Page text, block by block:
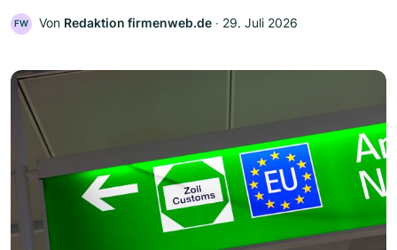
FW Von Redaktion firmenweb.de ‧ 29. Juli 2026